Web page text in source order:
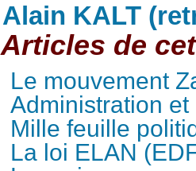
Alain KALT
Articles de
Le mouvement
Administration
Mille feuille
La loi ELAN